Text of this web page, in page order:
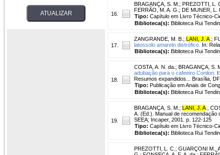
16.
BRAGANÇA, S. M. ; PREZOTTI, L.
FERRÃO, M. A. G.; DE MUNER, L.
Tipo: Capítulo em Livro Técnico-
Biblioteca(s): Biblioteca Rui
17.
ZANGRANDE, M. B. ; LANI, J. A ;
latossolo amarelo distrófico. In:
Biblioteca(s): Biblioteca Rui
18.
COSTA, A. N. da. ; BRAGANÇA, S.
adubação para o cafeeiro Conilon.
Resumos expandidos... Brasília,
Tipo: Publicação em Anais de
Biblioteca(s): Biblioteca Rui
19.
BRAGANÇA, S. M. ; LANI, J. A ;
A. (Ed.). Manual de recomendação
SEEA; Incaper, 2001. p. 122-125
Tipo: Capítulo em Livro Técnico-
Biblioteca(s): Biblioteca Rui
PREZOTTI, L. C. ; GUARÇONI M.,